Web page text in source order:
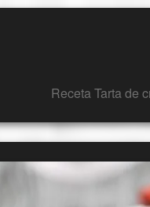
Receta Tarta de